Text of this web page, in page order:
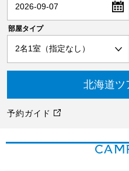
2026-09-07
部屋タイプ
予約ガイド